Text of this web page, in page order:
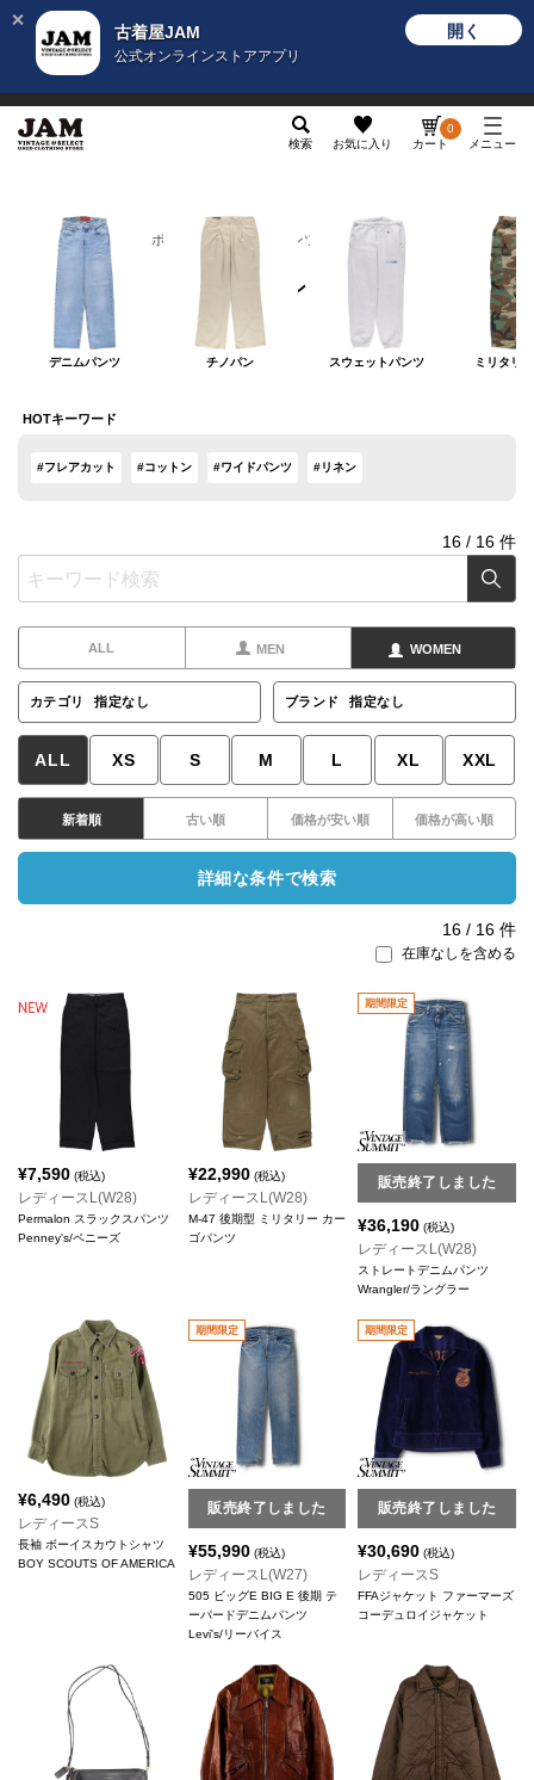
古着屋JAM
公式オンラインストアアプリ
開く
検索 お気に入り カート
0
メニュー
レディース ボトムス ロングパンツ
ロングパンツ
デニムパンツ チノパン スウェットパンツ ミリタリ
HOTキーワード
#フレアカット #コットン #ワイドパンツ #リネン
16 / 16 件
ALL MEN WOMEN
カテゴリ 指定なし ブランド 指定なし
ALL XS S M L XL XXL
新着順 古い順 価格が安い順 価格が高い順
詳細な条件で検索
16 / 16 件
在庫なしを含める
¥7,590 (税込)
レディースL(W28)
Permalon スラックスパンツ
Penney's/ペニーズ
¥22,990(税込)
レディースL(W28)
M-47 後期型 ミリタリー カー
ゴパンツ
期間限定
販売終了しました
¥36,190 (税込)
レディースL(W28)
ストレートデニムパンツ
Wrangler/ラングラー
¥6,490 (税込)
レディースS
長袖 ボーイスカウトシャツ
BOY SCOUTS OF AMERICA
期間限定
販売終了しました
¥55,990(税込)
レディースL(W27)
505 ビッグE BIG E 後期 テ
ーパードデニムパンツ
Levi's/リーバイス
期間限定
販売終了しました
¥30,690 (税込)
レディースS
FFAジャケット ファーマーズ
コーデュロイジャケット